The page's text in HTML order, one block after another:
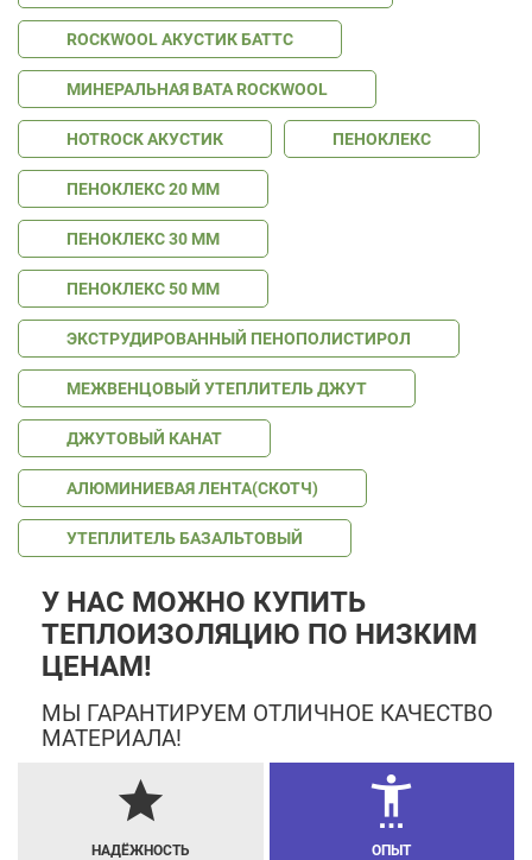
ROCKWOOL АКУСТИК БАТТС
МИНЕРАЛЬНАЯ ВАТА ROCKWOOL
HOTROCK АКУСТИК ПЕНОКЛЕКС
ПЕНОКЛЕКС 20 ММ
ПЕНОКЛЕКС 30 ММ
ПЕНОКЛЕКС 50 ММ
ЭКСТРУДИРОВАННЫЙ ПЕНОПОЛИСТИРОЛ
МЕЖВЕНЦОВЫЙ УТЕПЛИТЕЛЬ ДЖУТ
ДЖУТОВЫЙ КАНАТ
АЛЮМИНИЕВАЯ ЛЕНТА(СКОТЧ)
УТЕПЛИТЕЛЬ БАЗАЛЬТОВЫЙ
У НАС МОЖНО КУПИТЬ
ТЕПЛОИЗОЛЯЦИЮ ПО НИЗКИМ
ЦЕНАМ!
МЫ ГАРАНТИРУЕМ ОТЛИЧНОЕ КАЧЕСТВО
МАТЕРИАЛА!
grade
НАДЁЖНОСТЬ
settings_accessibility
ОПЫТ